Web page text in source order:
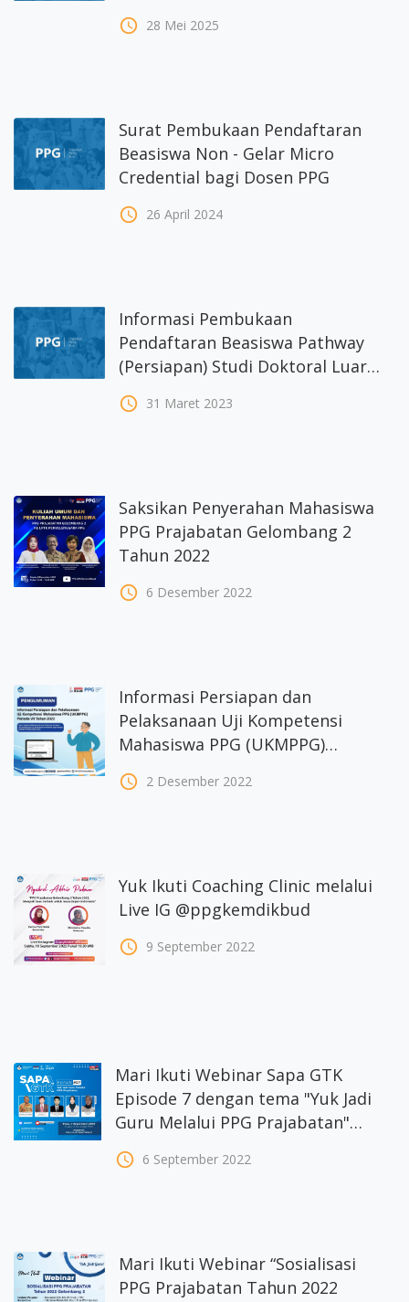
access_time 28 Mei 2025
Surat Pembukaan Pendaftaran
Beasiswa Non - Gelar Micro
Credential bagi Dosen PPG
access_time 26 April 2024
Informasi Pembukaan
Pendaftaran Beasiswa Pathway
(Persiapan) Studi Doktoral Luar
access_time 31 Maret 2023
Saksikan Penyerahan Mahasiswa
PPG Prajabatan Gelombang 2
Tahun 2022
access_time 6 Desember 2022
Informasi Persiapan dan
Pelaksanaan Uji Kompetensi
Mahasiswa PPG (UKMPPG)
Desember 2022
access_time 2 Desember 2022
Yuk Ikuti Coaching Clinic melalui
Live IG @ppgkemdikbud
access_time 9 September 2022
Mari Ikuti Webinar Sapa GTK
Episode 7 dengan tema "Yuk Jadi
Guru Melalui PPG Prajabatan"
pukul 13.30 - 15.30 WIB.
access_time 6 September 2022
Mari Ikuti Webinar “Sosialisasi
PPG Prajabatan Tahun 2022